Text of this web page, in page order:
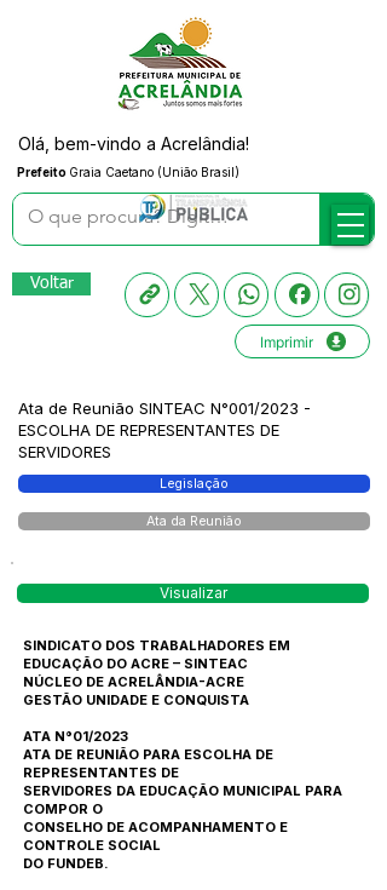
Prefeito Graia Caetano (União Brasil)
Olá, bem-vindo a Acrelândia!
Voltar
Imprimir
Ata de Reunião SINTEAC N°001/2023 -
ESCOLHA DE REPRESENTANTES DE
SERVIDORES
Legislação
Ata da Reunião
Visualizar
SINDICATO DOS TRABALHADORES EM
EDUCAÇÃO DO ACRE – SINTEAC
NÚCLEO DE ACRELÂNDIA-ACRE
GESTÃO UNIDADE E CONQUISTA
ATA N°01/2023
ATA DE REUNIÃO PARA ESCOLHA DE
REPRESENTANTES DE
SERVIDORES DA EDUCAÇÃO MUNICIPAL PARA
COMPOR O
CONSELHO DE ACOMPANHAMENTO E
CONTROLE SOCIAL
DO FUNDEB.